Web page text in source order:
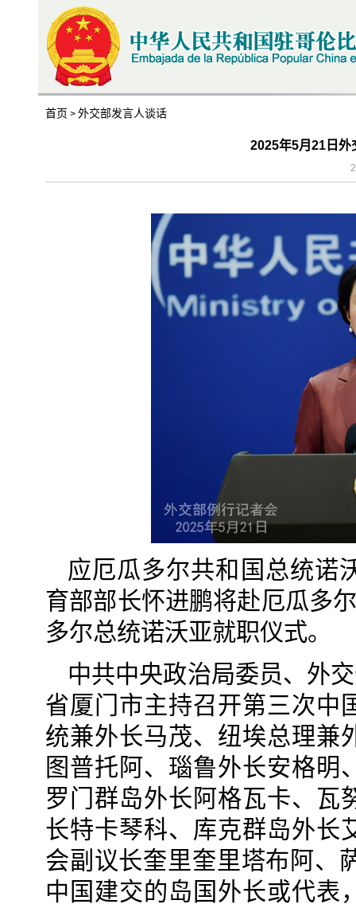
首页 > 外交部发言人谈话
2025年5月21日外
应厄瓜多尔共和国总统诺
育部部长怀进鹏将赴厄瓜多
多尔总统诺沃亚就职仪式。
中共中央政治局委员、外
省厦门市主持召开第三次
统兼外长马茂、纽埃总理兼
图普托阿、瑙鲁外长安格明
罗门群岛外长阿格瓦卡、瓦
长特卡琴科、库克群岛外长
会副议长奎里奎里塔布阿、
中国建交的岛国外长或代表